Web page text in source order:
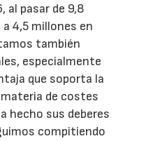
al pasar de 9,8
4,5 millones en
también
especialmente
que soporta la
de costes
hecho sus deberes
compitiendo